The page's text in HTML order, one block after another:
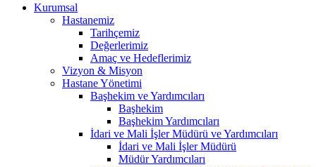
Kurumsal
Hastanemiz
Tarihçemiz
Değerlerimiz
Amaç ve Hedeflerimiz
Vizyon & Misyon
Hastane Yönetimi
Başhekim ve Yardımcıları
Başhekim
Başhekim Yardımcıları
İdari ve Mali İşler Müdürü ve Yardımcıları
İdari ve Mali İşler Müdürü
Müdür Yardımcıları